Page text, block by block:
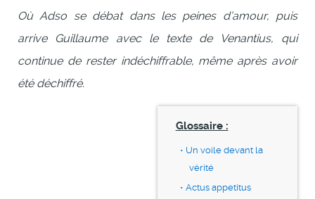
Où Adso se débat dans les peines d’amour, puis
arrive Guillaume avec le texte de Venantius, qui
continue de rester indéchiffrable, même après avoir
été déchiffré.
Glossaire :
Un voile devant la
vérité
Actus appetitus